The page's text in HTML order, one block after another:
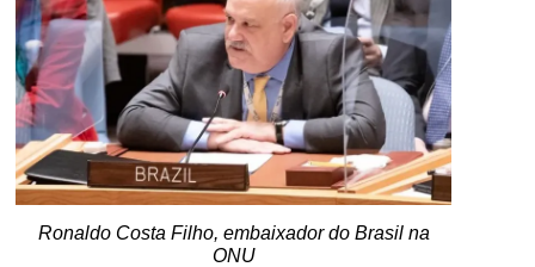
Ronaldo Costa Filho, embaixador do Brasil na
ONU